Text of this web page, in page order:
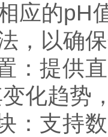
应的pH
，以确
提供直
化趋势
支持数